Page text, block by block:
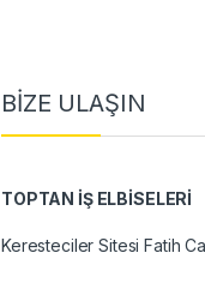
BİZE ULAŞIN
TOPTAN İŞ ELBİSELERİ
Keresteciler Sitesi Fatih